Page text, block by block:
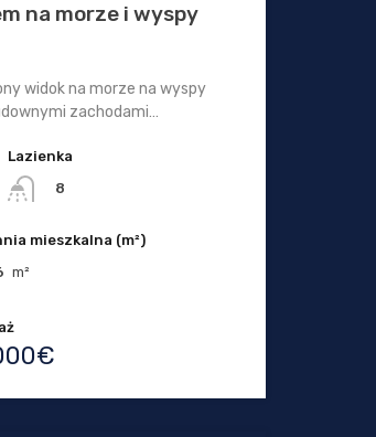
na morze i wyspy
widok na morze na wyspy
zachodami…
Lazienka
8
mieszkalna (m²)
m²